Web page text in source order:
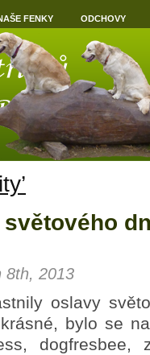
FENKY ODCHOVY
světového
8th, 2013
oslavy
bylo se
dogfresbee,